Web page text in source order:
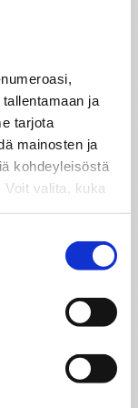
ja
tarjota
mainosten ja
kohdeyleisöstä
valita, kuka
ennen kaikki
'75